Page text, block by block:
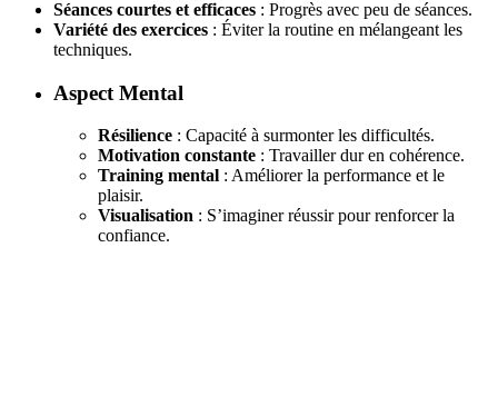
Séances courtes et efficaces : Progrès avec peu de séances.
Variété des exercices : Éviter la routine en mélangeant les
techniques.
Aspect Mental
Résilience : Capacité à surmonter les difficultés.
Motivation constante : Travailler dur en cohérence.
Training mental : Améliorer la performance et le
plaisir.
Visualisation : S’imaginer réussir pour renforcer la
confiance.